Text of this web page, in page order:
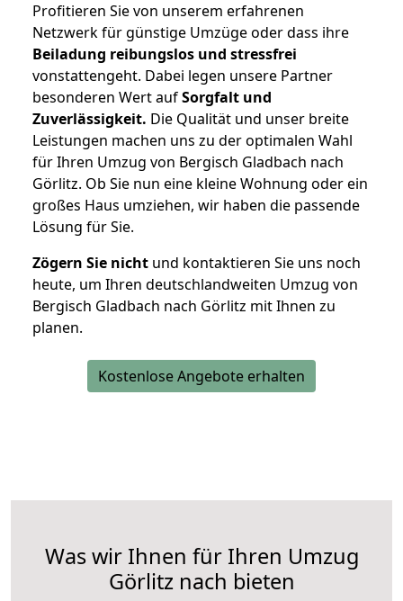
Profitieren Sie von unserem erfahrenen
Netzwerk für günstige Umzüge oder dass ihre
Beiladung reibungslos und stressfrei
vonstattengeht. Dabei legen unsere Partner
besonderen Wert aufSorgfalt und
Zuverlässigkeit. Die Qualität und unser breite
Leistungen machen uns zu der optimalen Wahl
für Ihren Umzug von Bergisch Gladbach nach
Görlitz. Ob Sie nun eine kleine Wohnung oder ein
großes Haus umziehen, wir haben die passende
Lösung für Sie.
Zögern Sie nicht und kontaktieren Sie uns noch
heute, um Ihren deutschlandweiten Umzug von
Bergisch Gladbach nach Görlitz mit Ihnen zu
planen.
Kostenlose Angebote erhalten
Was wir Ihnen für Ihren Umzug
Görlitz nach bieten